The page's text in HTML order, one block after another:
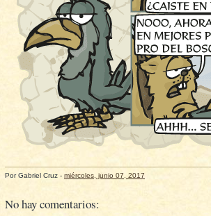
PorGabriel Cruz - miércoles, junio 07, 2017
No hay comentarios: